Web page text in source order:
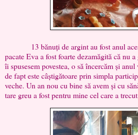
13 bănuți de argint au fost anul
pacate Eva a fost foarte dezamăgită că nu
îi spusesem povestea, o să încercăm și
de fapt este câștigătoare prin simpla
veche. Un an nou cu bine să avem și cu
tare greu a fost pentru mine cel care a